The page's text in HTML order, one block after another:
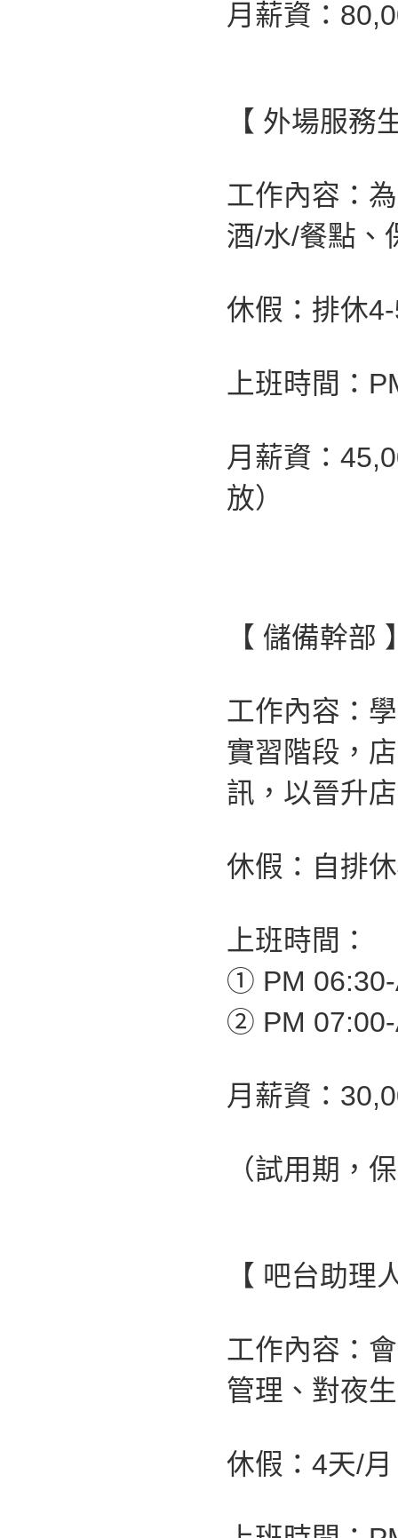
月薪資：
【 外場服務
工作內容：
酒/水/餐點、
休假：排休
上班時間：
月薪資：
放）
【 儲備幹部
工作內容：
實習階段，
訊，以晉升
休假：自排
上班時間：
① PM
② PM
月薪資：
（試用期，
【 吧台助理
工作內容：
管理、對夜
休假：4天/